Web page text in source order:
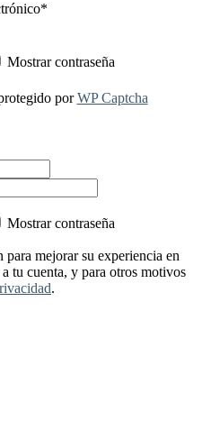
*
Mostrar contraseña
porWP Captcha
Mostrar contraseña
para mejorar su experiencia en
tu cuenta, y para otros motivos
.